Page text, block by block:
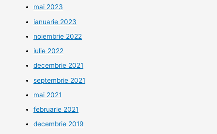
mai 2023
ianuarie 2023
noiembrie 2022
iulie 2022
decembrie 2021
septembrie 2021
mai 2021
februarie 2021
decembrie 2019